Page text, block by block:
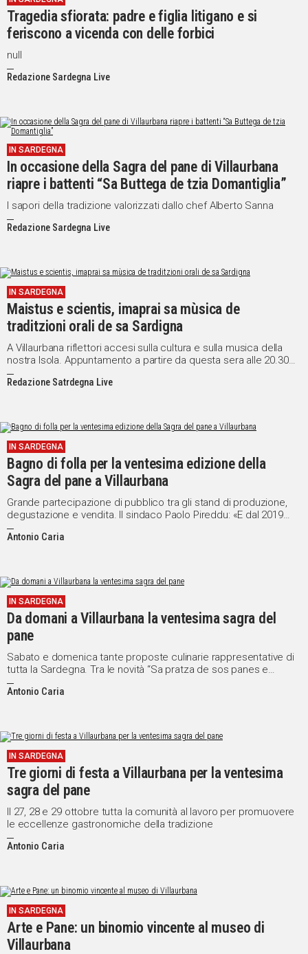
Tragedia sfiorata: padre e figlia litigano e si
feriscono a vicenda con delle forbici
null
Redazione Sardegna Live
IN SARDEGNA
In occasione della Sagra del pane di Villaurbana
riapre i battenti “Sa Buttega de tzia Domantiglia”
I sapori della tradizione valorizzati dallo chef Alberto Sanna
Redazione Sardegna Live
IN SARDEGNA
Maistus e scientis, imaprai sa mùsica de
traditzioni orali de sa Sardigna
A Villaurbana riflettori accesi sulla cultura e sulla musica della
nostra Isola. Appuntamento a partire da questa sera alle 20.30
presso la sede dell'associazione culturale Biddobrana
Redazione Satrdegna Live
IN SARDEGNA
Bagno di folla per la ventesima edizione della
Sagra del pane a Villaurbana
Grande partecipazione di pubblico tra gli stand di produzione,
degustazione e vendita. Il sindaco Paolo Pireddu: «E dal 2019
arriva il Festival internazionale»
Antonio Caria
IN SARDEGNA
Da domani a Villaurbana la ventesima sagra del
pane
Sabato e domenica tante proposte culinarie rappresentative di
tutta la Sardegna. Tra le novità “Sa pratza de sos panes e
màndigos”
Antonio Caria
IN SARDEGNA
Tre giorni di festa a Villaurbana per la ventesima
sagra del pane
Il 27, 28 e 29 ottobre tutta la comunità al lavoro per promuovere
le eccellenze gastronomiche della tradizione
Antonio Caria
IN SARDEGNA
Arte e Pane: un binomio vincente al museo di
Villaurbana